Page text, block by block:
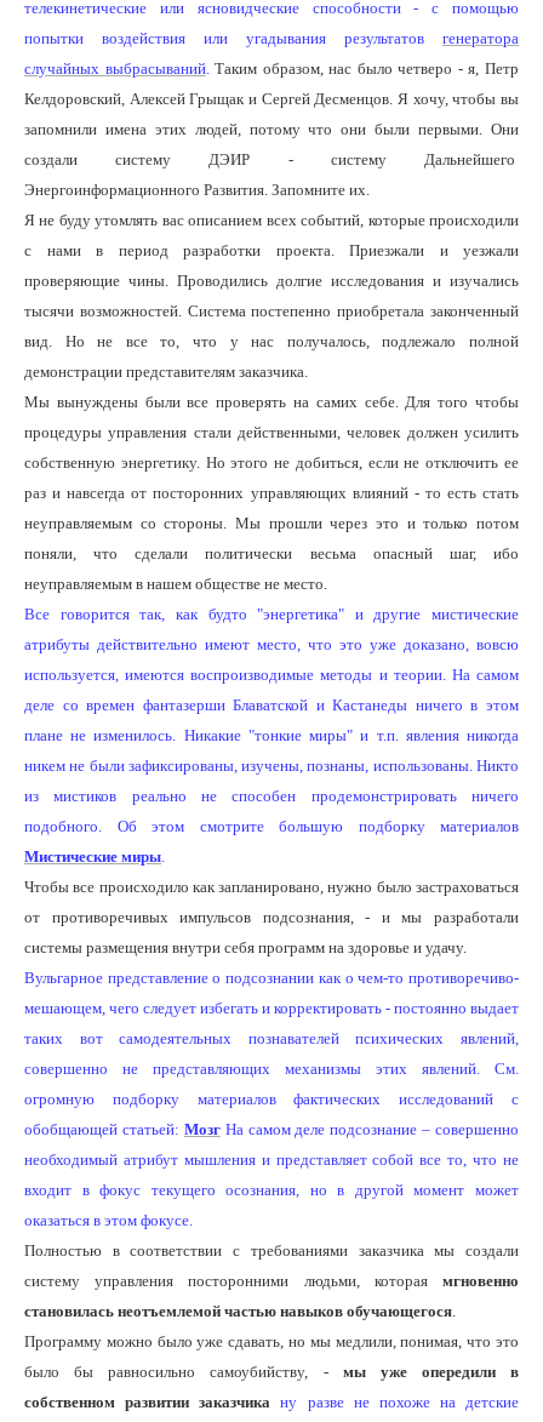
телекинетические или ясновидческие способности - с помощью
попытки воздействия или угадывания результатов генератора
случайных выбрасываний.Таким образом, нас было четверо - я, Петр
Келдоровский, Алексей Грыщак и Сергей Десменцов. Я хочу, чтобы вы
запомнили имена этих людей, потому что они были первыми. Они
создали систему ДЭИР - систему Дальнейшего
Энергоинформационного Развития. Запомните их.
Я не буду утомлять вас описанием всех событий, которые происходили
с нами в период разработки проекта. Приезжали и уезжали
проверяющие чины. Проводились долгие исследования и изучались
тысячи возможностей. Система постепенно приобретала законченный
вид. Но не все то, что у нас получалось, подлежало полной
демонстрации представителям заказчика.
Мы вынуждены были все проверять на самих себе. Для того чтобы
процедуры управления стали действенными, человек должен усилить
собственную энергетику. Но этого не добиться, если не отключить ее
раз и навсегда от посторонних управляющих влияний - то есть стать
неуправляемым со стороны. Мы прошли через это и только потом
поняли, что сделали политически весьма опасный шаг, ибо
неуправляемым в нашем обществе не место.
Все говорится так, как будто "энергетика" и другие мистические
атрибуты действительно имеют место, что это уже доказано, вовсю
используется, имеются воспроизводимые методы и теории. На самом
деле со времен фантазерши Блаватской и Кастанеды ничего в этом
плане не изменилось. Никакие "тонкие миры" и т.п. явления никогда
никем не были зафиксированы, изучены, познаны, использованы. Никто
из мистиков реально не способен продемонстрировать ничего
подобного. Об этом смотрите большую подборку материалов
Мистические миры.
Чтобы все происходило как запланировано, нужно было застраховаться
от противоречивых импульсов подсознания, - и мы разработали
системы размещения внутри себя программ на здоровье и удачу.
Вульгарное представление о подсознании как о чем-то противоречиво-
мешающем, чего следует избегать и корректировать - постоянно выдает
таких вот самодеятельных познавателей психических явлений,
совершенно не представляющих механизмы этих явлений. См.
огромную подборку материалов фактических исследований с
обобщающей статьей: МозгНа самом деле подсознание – совершенно
необходимый атрибут мышления и представляет собой все то, что не
входит в фокус текущего осознания, но в другой момент может
оказаться в этом фокусе.
Полностью в соответствии с требованиями заказчика мы создали
систему управления посторонними людьми, которая мгновенно
становилась неотъемлемой частью навыков обучающегося.
Программу можно было уже сдавать, но мы медлили, понимая, что это
было бы равносильно самоубийству, - мы уже опередили в
собственном развитии заказчикану разве не похоже на детские